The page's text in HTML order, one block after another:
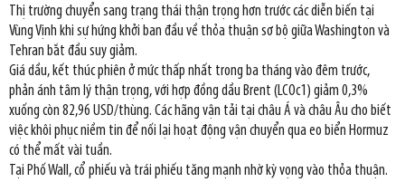
Thị trường chuyển sang trạng thái thận trọng hơn trước các diễn biến tại
Vùng Vịnh khi sự hứng khởi ban đầu về thỏa thuận sơ bộ giữa Washington và
Tehran bắt đầu suy giảm.
Giá dầu, kết thúc phiên ở mức thấp nhất trong ba tháng vào đêm trước,
phản ánh tâm lý thận trọng, với hợp đồng dầu Brent (LCOc1) giảm 0,3%
xuống còn 82,96 USD/thùng. Các hãng vận tải tại châu Á và châu Âu cho biết
việc khôi phục niềm tin để nối lại hoạt động vận chuyển qua eo biển Hormuz
có thể mất vài tuần.
Tại Phố Wall, cổ phiếu và trái phiếu tăng mạnh nhờ kỳ vọng vào thỏa thuận.